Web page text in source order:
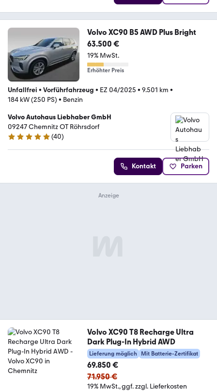
Volvo XC90 B5 AWD Plus Bright
63.500 €
19% MwSt.
Erhöhter Preis
Unfallfrei • Vorführfahrzeug • EZ 04/2025 • 9.501 km •
184 kW (250 PS) • Benzin
Volvo Autohaus Liebhaber GmbH
09247 Chemnitz OT Röhrsdorf
5 Sterne
(40)
Kontakt Parken
Volvo XC90 T8 Recharge Ultra
Dark Plug-In Hybrid AWD
Lieferung möglich Mit Batterie-Zertifikat
69.850 €
71.950 €
19% MwSt. ggf. zzgl. Lieferkosten